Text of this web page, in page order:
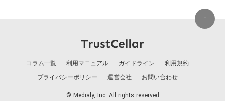
コラム一覧 利用マニュアル ガイドライン
利用規約
プライバシーポリシー
運営会社 お問い合わせ
© Medialy, Inc. All rights reserved
↑